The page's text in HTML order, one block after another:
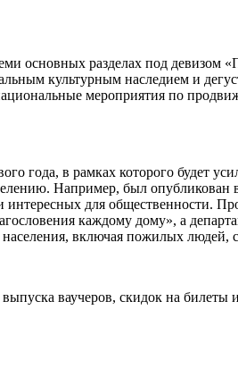
основных разделах под девизом
культурным наследием и
мероприятия по
года, в рамках которого будет
Например, был опубликован
для общественности.
каждому дому», а
включая пожилых людей,
ваучеров, скидок на билеты